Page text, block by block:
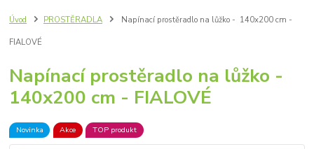
Úvod PROSTĚRADLA Napínací prostěradlo na lůžko - 140x200 cm -
FIALOVÉ
Napínací prostěradlo na lůžko -
140x200 cm - FIALOVÉ
Novinka Akce TOP produkt